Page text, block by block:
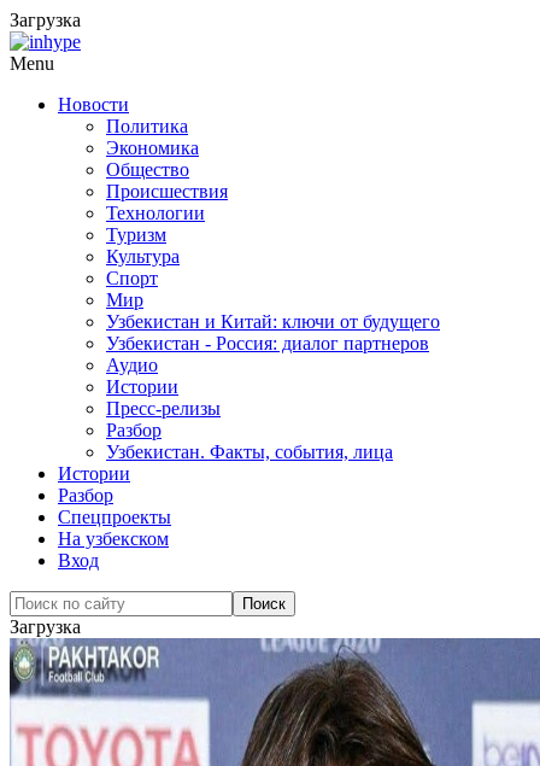
Загрузка
Menu
Новости
Политика
Экономика
Общество
Происшествия
Технологии
Туризм
Культура
Спорт
Мир
Узбекистан и Китай: ключи от будущего
Узбекистан - Россия: диалог партнеров
Аудио
Истории
Пресс-релизы
Разбор
Узбекистан. Факты, события, лица
Истории
Разбор
Спецпроекты
На узбекском
Вход
Загрузка